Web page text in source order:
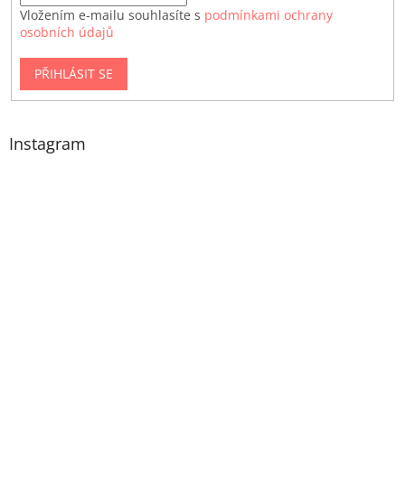
Vložením e-mailu souhlasíte s podmínkami ochrany
osobních údajů
PŘIHLÁSIT SE
Instagram